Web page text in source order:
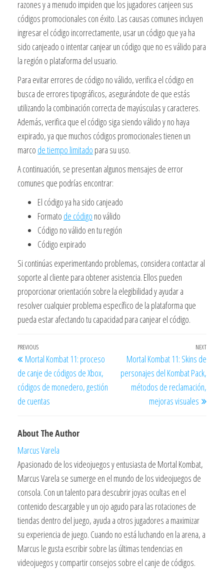
razones y a menudo impiden que los jugadores canjeen sus
códigos promocionales con éxito. Las causas comunes incluyen
ingresar el código incorrectamente, usar un código que ya ha
sido canjeado o intentar canjear un código que no es válido para
la región o plataforma del usuario.
Para evitar errores de código no válido, verifica el código en
busca de errores tipográficos, asegurándote de que estás
utilizando la combinación correcta de mayúsculas y caracteres.
Además, verifica que el código siga siendo válido y no haya
expirado, ya que muchos códigos promocionales tienen un
marco de tiempo limitado para su uso.
A continuación, se presentan algunos mensajes de error
comunes que podrías encontrar:
El código ya ha sido canjeado
Formato de código no válido
Código no válido en tu región
Código expirado
Si continúas experimentando problemas, considera contactar al
soporte al cliente para obtener asistencia. Ellos pueden
proporcionar orientación sobre la elegibilidad y ayudar a
resolver cualquier problema específico de la plataforma que
pueda estar afectando tu capacidad para canjear el código.
Post
navigation
Previous
Post
PREVIOUS
Mortal Kombat 11: proceso
de canje de códigos de Xbox,
códigos de monedero, gestión
de cuentas
Next
NEXT
Mortal Kombat 11: Skins de
personajes del Kombat Pack,
métodos de reclamación,
mejoras visuales
About The Author
Marcus Varela
Apasionado de los videojuegos y entusiasta de Mortal Kombat,
Marcus Varela se sumerge en el mundo de los videojuegos de
consola. Con un talento para descubrir joyas ocultas en el
contenido descargable y un ojo agudo para las rotaciones de
tiendas dentro del juego, ayuda a otros jugadores a maximizar
su experiencia de juego. Cuando no está luchando en la arena, a
Marcus le gusta escribir sobre las últimas tendencias en
videojuegos y compartir consejos sobre el canje de códigos.